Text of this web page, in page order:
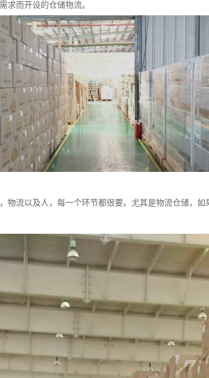
求而开设的仓储物流。
物流以及人，每一个环节都很要。尤其是物流仓储，如